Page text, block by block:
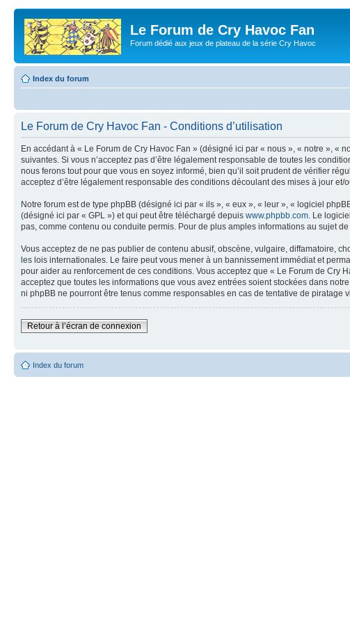
Le Forum de Cry Havoc Fan
Forum dédié aux jeux de plateau de la série Cry Havoc
Index du forum
Le Forum de Cry Havoc Fan - Conditions d’utilisation
En accédant à « Le Forum de Cry Havoc Fan » (désigné ici par « nous », « notre », «
suivantes. Si vous n’acceptez pas d’être légalement responsable de toutes les
nous ferons tout pour que vous en soyez informé, bien qu’il soit prudent de vérifier
acceptez d’être légalement responsable des conditions découlant des mises à jour et/
Notre forum est de type phpBB (désigné ici par « ils », « eux », « leur », « logiciel
(désigné ici par « GPL ») et qui peut être téléchargé depuis www.phpbb.com . Le
pas, comme contenu ou conduite permis. Pour de plus amples informations au sujet
Vous acceptez de ne pas publier de contenu abusif, obscène, vulgaire, diffamatoire,
les lois internationales. Le faire peut vous mener à un bannissement immédiat et
pour aider au renforcement de ces conditions. Vous acceptez que « Le Forum de Cry
acceptez que toutes les informations que vous avez entrées soient stockées dans
ni phpBB ne pourront être tenus comme responsables en cas de tentative de piratage
Retour à l’écran de connexion
Index du forum